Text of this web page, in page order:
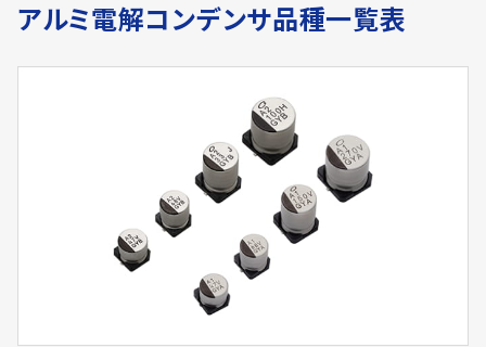
アルミ電解コンデンサ品種一覧表